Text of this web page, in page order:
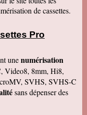
Mme Masse
et se soucie
sur
la lancer sur
avec un
serai
d'accès.
Bien
de cassettes.
Pro
unenumérisation
Video8, 8mm, Hi8,
SVHS, SVHS-C
sans dépenser des